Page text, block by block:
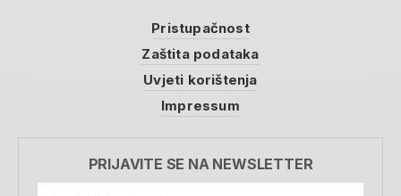
Pristupačnost
Zaštita podataka
Uvjeti korištenja
Impressum
PRIJAVITE SE NA NEWSLETTER